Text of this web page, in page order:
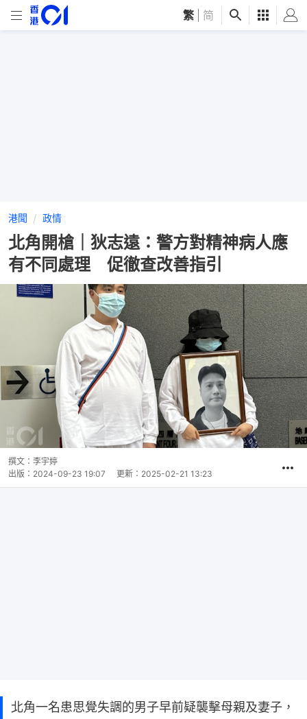
繁 简
港聞 政情
北角開槍｜狄志遠：警方對精神病人應
有不同處理 促徹查改善指引
撰文： 李宇婷
出版： 2024-09-23 19:07 更新： 2025-02-21 13:23
北角一名患思覺失調的男子早前疑襲擊母親及妻子，